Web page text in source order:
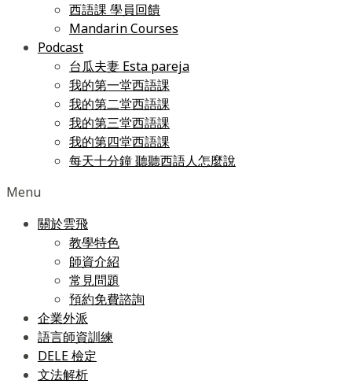
西語課 學員回饋
Mandarin Courses
Podcast
台瓜夫妻 Esta pareja
我的第一堂西語課
我的第二堂西語課
我的第三堂西語課
我的第四堂西語課
每天十分鐘 聽聽西語人怎麼說
Menu
關於雲飛
教學特色
師資介紹
常見問題
預約免費諮詢
企業外派
語言師資訓練
DELE 檢定
文法解析